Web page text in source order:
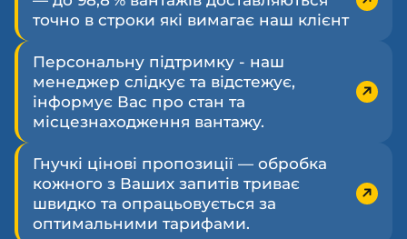
точно в строки які вимагає наш клієнт
Персональну підтримку - наш
менеджер слідкує та відстежує,
інформує Вас про стан та
місцезнаходження вантажу.
Гнучкі цінові пропозиції — обробка
кожного з Ваших запитів триває
швидко та опрацьовується за
оптимальними тарифами.